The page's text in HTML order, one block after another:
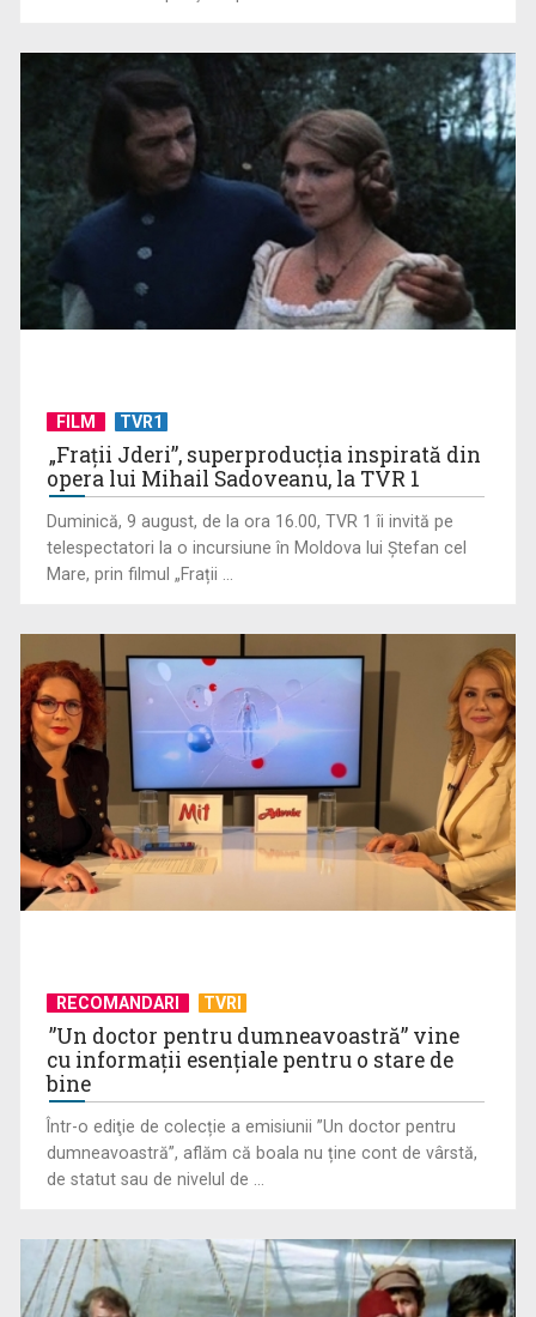
Campionatul European de ...
Spectacol total la TVR: David Popovici și tricolorii luptă
pentru aur la ...
CONCACAF respinge planul FIFA de privatizare parțială a
activităților comerciale
FILM TVR1
„Frații Jderi”, superproducția inspirată din
opera lui Mihail Sadoveanu, la TVR 1
Duminică, 9 august, de la ora 16.00, TVR 1 îi invită pe
telespectatori la o incursiune în Moldova lui Ștefan cel
Mare, prin filmul „Frații ...
RECOMANDARI TVRI
”Un doctor pentru dumneavoastră” vine
cu informații esențiale pentru o stare de
bine
Într-o ediţie de colecție a emisiunii ”Un doctor pentru
dumneavoastră”, aflăm că boala nu ține cont de vârstă,
de statut sau de nivelul de ...